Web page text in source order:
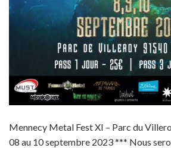
Mennecy Metal Fest XI – Parc du
08 au 10 septembre 2023 *** Nous